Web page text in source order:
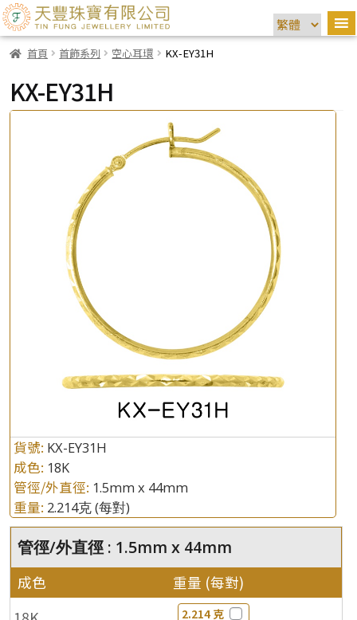
首頁 首飾系列 空心耳環 KX-EY31H
KX-EY31H
貨號: KX-EY31H
成色: 18K
管徑/外直徑: 1.5mm x 44mm
重量: 2.214克(每對)
管徑/外直徑 : 1.5mm x 44mm
成色 重量 (每對)
2.214 克